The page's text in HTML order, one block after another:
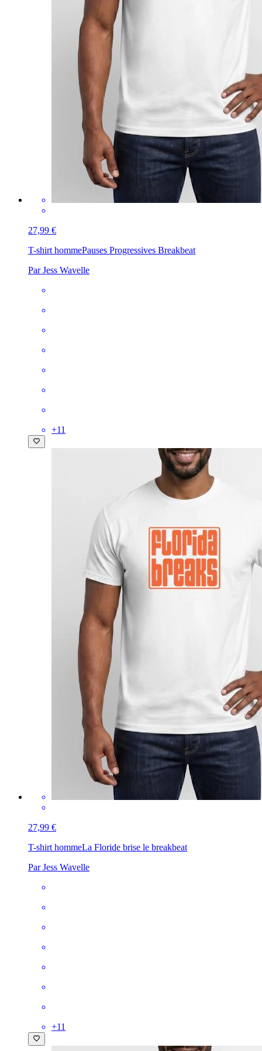
27,99 €
T-shirt hommePauses Progressives Breakbeat
Par Jess Wavelle
+11
27,99 €
T-shirt hommeLa Floride brise le breakbeat
Par Jess Wavelle
+11